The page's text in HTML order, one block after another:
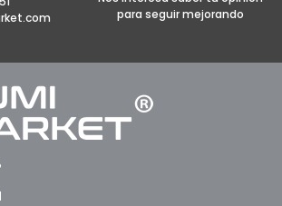
para seguir mejorando